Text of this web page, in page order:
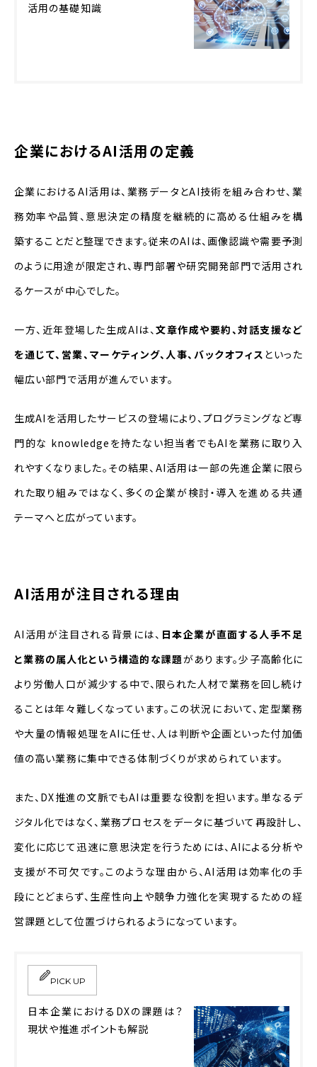
活用の基礎知識
企業におけるAI活用の定義
企業におけるAI活用は、業務データとAI技術を組み合わせ、業
務効率や品質、意思決定の精度を継続的に高める仕組みを構
築することだと整理できます。従来のAIは、画像認識や需要予測
のように用途が限定され、専門部署や研究開発部門で活用され
るケースが中心でした。
一方、近年登場した生成AIは、文章作成や要約、対話支援など
を通じて、営業、マーケティング、人事、バックオフィス といった
幅広い部門で活用が進んでいます。
生成AIを活用したサービスの登場により、プログラミングなど専
門的な knowledgeを持たない担当者でもAIを業務に取り入
れやすくなりました。その結果、AI活用は一部の先進企業に限ら
れた取り組みではなく、多くの企業が検討・導入を進める共通
テーマへと広がっています。
AI活用が注目される理由
AI活用が注目される背景には、 日本企業が直面する人手不足
と業務の属人化という構造的な課題があります。少子高齢化に
より労働人口が減少する中で、限られた人材で業務を回し続け
ることは年々難しくなっています。この状況において、定型業務
や大量の情報処理をAIに任せ、人は判断や企画といった付加価
値の高い業務に集中できる体制づくりが求められています。
また、DX推進の文脈でもAIは重要な役割を担います。単なるデ
ジタル化ではなく、業務プロセスをデータに基づいて再設計し、
変化に応じて迅速に意思決定を行うためには、AIによる分析や
支援が不可欠です。このような理由から、AI活用は効率化の手
段にとどまらず、生産性向上や競争力強化を実現するための経
営課題として位置づけられるようになっています。
PICK UP
日本企業におけるDXの課題は？
現状や推進ポイントも解説